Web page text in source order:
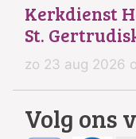
Kerkdienst
St.
zo 23 aug 2026
Volg ons